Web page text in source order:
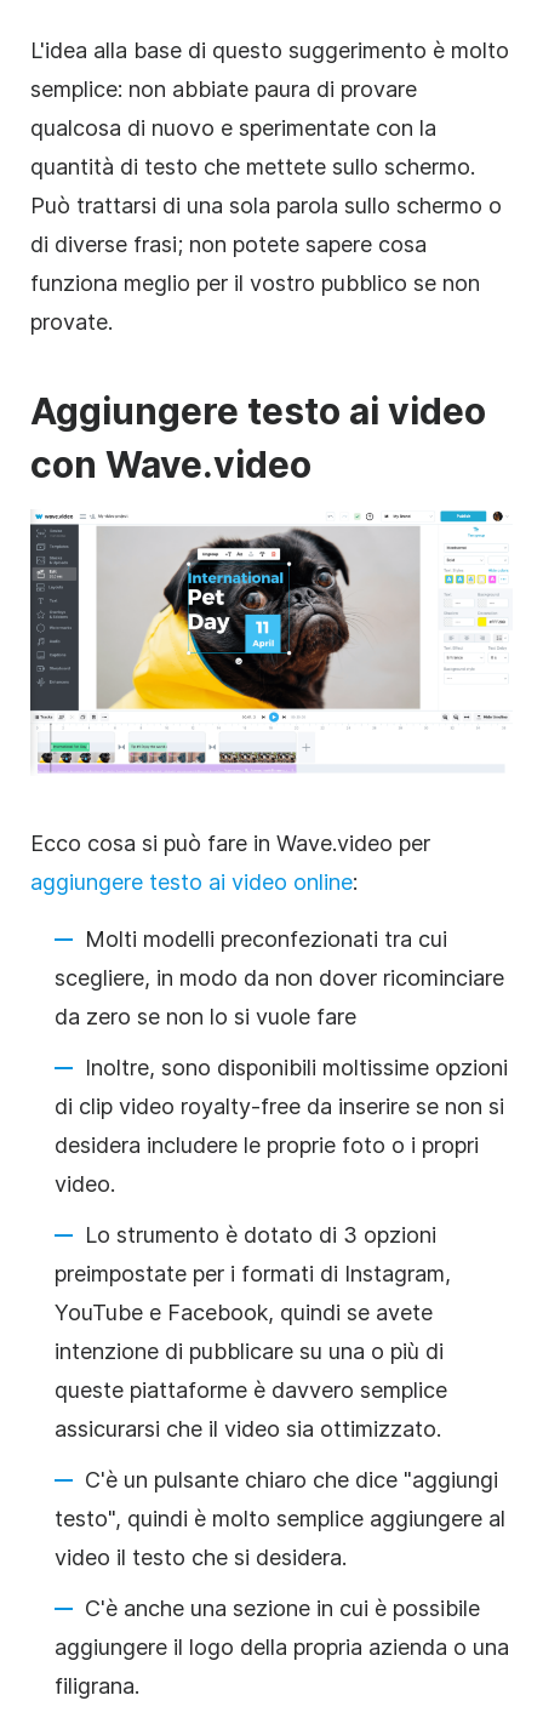
L'idea alla base di questo suggerimento è molto
semplice: non abbiate paura di provare
qualcosa di nuovo e sperimentate con la
quantità di testo che mettete sullo schermo.
Può trattarsi di una sola parola sullo schermo o
di diverse frasi; non potete sapere cosa
funziona meglio per il vostro pubblico se non
provate.
Aggiungere testo ai video
con Wave.video
Ecco cosa si può fare in Wave.video per
aggiungere testo ai video online:
Molti modelli preconfezionati tra cui
scegliere, in modo da non dover ricominciare
da zero se non lo si vuole fare
Inoltre, sono disponibili moltissime opzioni
di clip video royalty-free da inserire se non si
desidera includere le proprie foto o i propri
video.
Lo strumento è dotato di 3 opzioni
preimpostate per i formati di Instagram,
YouTube e Facebook, quindi se avete
intenzione di pubblicare su una o più di
queste piattaforme è davvero semplice
assicurarsi che il video sia ottimizzato.
C'è un pulsante chiaro che dice "aggiungi
testo", quindi è molto semplice aggiungere al
video il testo che si desidera.
C'è anche una sezione in cui è possibile
aggiungere il logo della propria azienda o una
filigrana.